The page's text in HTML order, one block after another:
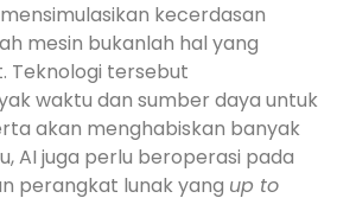
kecerdasan
mesin bukanlah hal yang
Teknologi tersebut
waktu dan sumber daya untuk
akan menghabiskan banyak
AI juga perlu beroperasi pada
perangkat lunak yang up to